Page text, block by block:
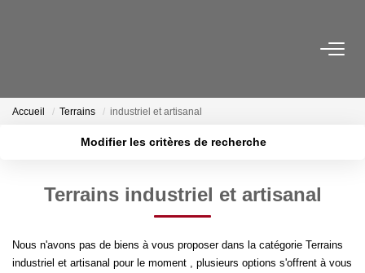
Ventes
Locations
NOS SERVICES
Gestion
Accueil Terrains industriel et artisanal
Modifier les critères de recherche
Type de bien
Créer une alerte
Terrains industriel et artisanal
Nous n'avons pas de biens à vous proposer dans la catégorie Terrains
industriel et artisanal pour le moment , plusieurs options s'offrent à vous